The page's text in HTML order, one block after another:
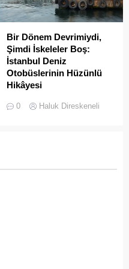
Bir Dönem Devrimiydi,
Şimdi İskeleler Boş:
İstanbul Deniz
Otobüslerinin Hüzünlü
Hikâyesi
2000’li yılların başında
İstanbul’da deniz ulaşımı,
konforlu güvenli bir yaşam
0 Haluk Direskeneli